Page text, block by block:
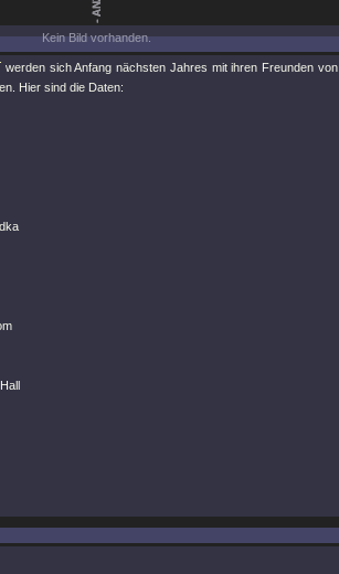
Kein Bild vorhanden.
werden sich Anfang nächsten Jahres mit ihren Freunden von
Hier sind die Daten: